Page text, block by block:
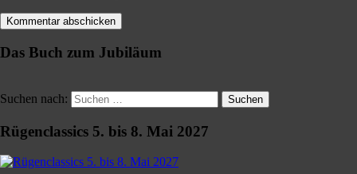
Das Buch zum Jubiläum
Suchen nach: Suchen
Rügenclassics 5. bis 8. Mai 2027